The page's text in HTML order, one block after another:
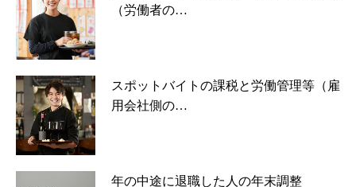
（労働者の…
スポットバイトの課税と労働管理等（雇
用会社側の…
年の中途に退職した人の年末調整